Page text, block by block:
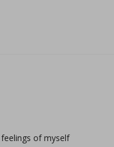
of myself